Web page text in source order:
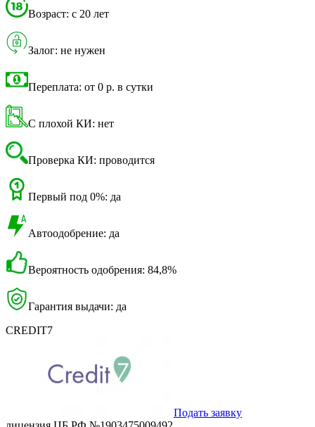
Возраст: с 20 лет
Залог: не нужен
Переплата: от 0 р. в сутки
С плохой КИ: нет
Проверка КИ: проводится
Первый под 0%: да
Автоодобрение: да
Вероятность одобрения: 84,8%
Гарантия выдачи: да
CREDIT7
Подать заявку